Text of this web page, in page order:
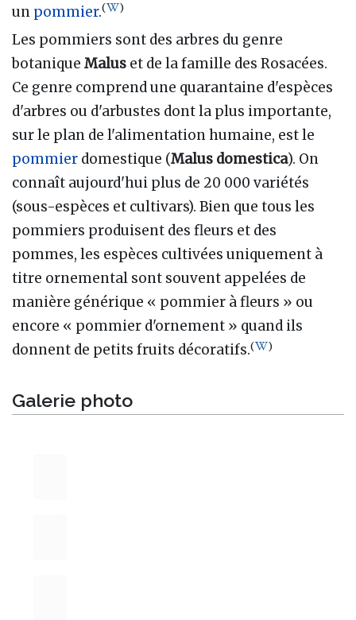
un pommier.( )
Les pommiers sont des arbres du genre
botanique Malus et de la famille des Rosacées.
Ce genre comprend une quarantaine d'espèces
d'arbres ou d'arbustes dont la plus importante,
sur le plan de l'alimentation humaine, est le
pommier domestique (Malus domestica). On
connaît aujourd'hui plus de 20 000 variétés
(sous-espèces et cultivars). Bien que tous les
pommiers produisent des fleurs et des
pommes, les espèces cultivées uniquement à
titre ornemental sont souvent appelées de
manière générique « pommier à fleurs » ou
encore « pommier d'ornement » quand ils
donnent de petits fruits décoratifs.( )
Galerie photo